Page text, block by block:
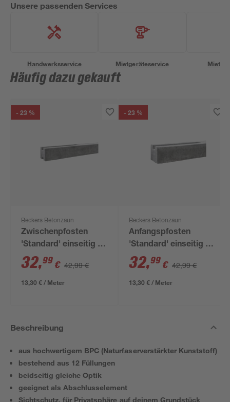
Unsere passenden Services
Handwerksservice Mietgeräteservice
Häufig dazu gekauft
- 23 %
Beckers Betonzaun
Zwischenpfosten
'Standard' einseitig 11
x 11 x 248 cm grau
32,99 € 42,99 €
13,30 € / Meter
- 23 %
Beckers Betonzaun
Anfangspfosten
'Standard' einseitig 11
x 11 x 248 cm grau
32,99 € 42,99 €
13,30 € / Meter
Beschreibung
aus hochwertigem BPC (Naturfaserverstärkter Kunststoff)
bestehend aus 12 Füllungen
beidseitig gleiche Optik
geeignet als Abschlusselement
Sichtschutz, für Privatsphäre auf deinem Grundstück